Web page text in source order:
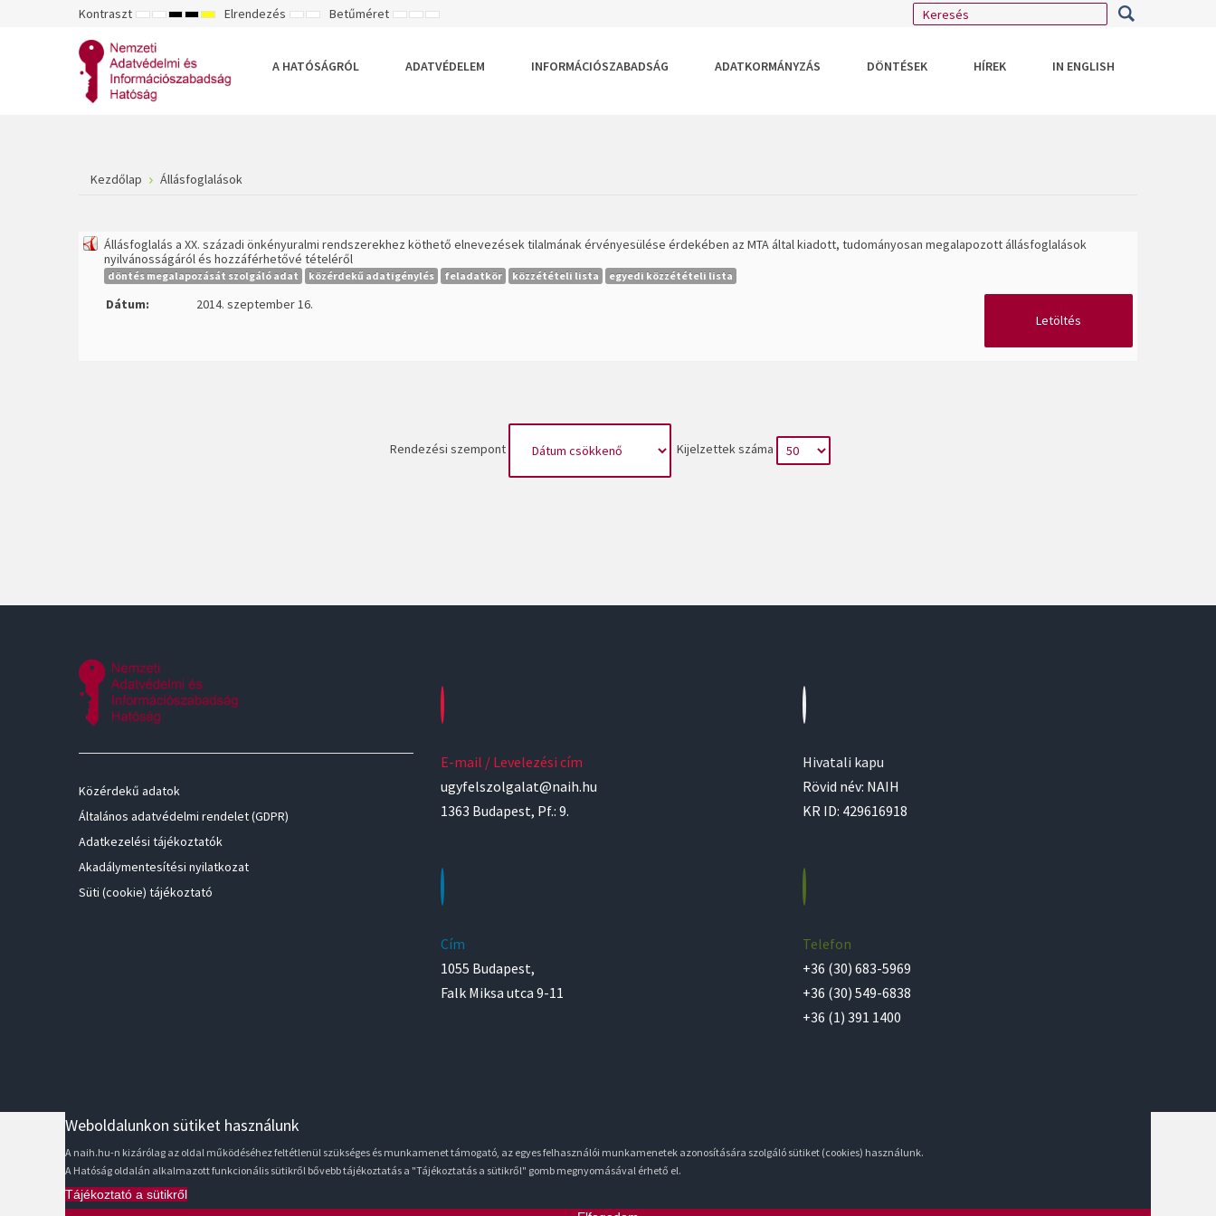
Kontraszt ALAPÉRTELMEZETT
ÉJSZAKAI
NAGY
FEHÉR
MÓD
NAGY
SÁRGA
MÓD
NAGY
MÓD
Elrendezés RÖGZÍTETT
SZÉLES
Betűméret KISEBB
ALAPÉRTELMEZETT
NAGYOBB
A HATÓSÁGRÓL
ADATVÉDELEM INFORMÁCIÓSZABADSÁG ADATKORMÁNYZÁS DÖNTÉSEK HÍREK IN ENGLISH
Kezdőlap Állásfoglalások
Állásfoglalás a XX. századi önkényuralmi rendszerekhez köthető elnevezések tilalmának érvényesülése érdekében az MTA által kiadott, tudományosan megalapozott állásfoglalások
nyilvánosságáról és hozzáférhetővé tételéről
döntés megalapozását szolgáló adat közérdekű adatigénylés feladatkör közzétételi lista egyedi közzétételi lista
Dátum:
2014. szeptember 16.
Letöltés
Rendezési szempont Kijelzettek száma
Közérdekű adatok
Általános adatvédelmi rendelet (GDPR)
Adatkezelési tájékoztatók
Akadálymentesítési nyilatkozat
Süti (cookie) tájékoztató
E-mail / Levelezési cím
ugyfelszolgalat@naih.hu
1363 Budapest, Pf.: 9.
Cím
1055 Budapest,
Falk Miksa utca 9-11
Hivatali kapu
Rövid név: NAIH
KR ID: 429616918
Telefon
+36 (30) 683-5969
+36 (30) 549-6838
+36 (1) 391 1400
Weboldalunkon sütiket használunk
A naih.hu-n kizárólag az oldal működéséhez feltétlenül szükséges és munkamenet támogató, az egyes felhasználói munkamenetek azonosítására szolgáló sütiket (cookies) használunk.
A Hatóság oldalán alkalmazott funkcionális sütikről bővebb tájékoztatás a "Tájékoztatás a sütikről" gomb megnyomásával érhető el.
Tájékoztató a sütikről